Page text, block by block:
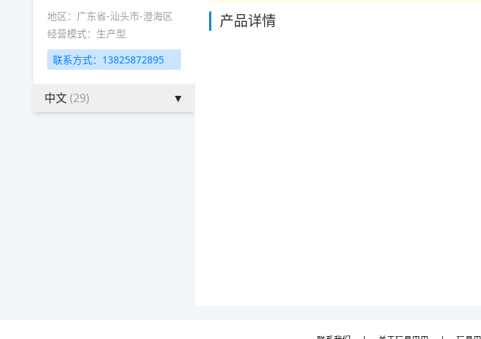
地区：广东省-汕头市-澄海区
经营模式：生产型
联系方式：13825872895
中文(29) ▼
产品详情